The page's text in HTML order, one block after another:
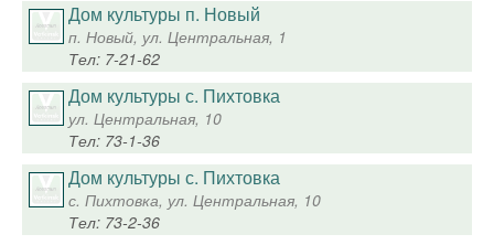
Дом культуры п. Новый
п. Новый, ул. Центральная, 1
Тел: 7-21-62
Дом культуры с. Пихтовка
ул. Центральная, 10
Тел: 73-1-36
Дом культуры с. Пихтовка
с. Пихтовка, ул. Центральная, 10
Тел: 73-2-36